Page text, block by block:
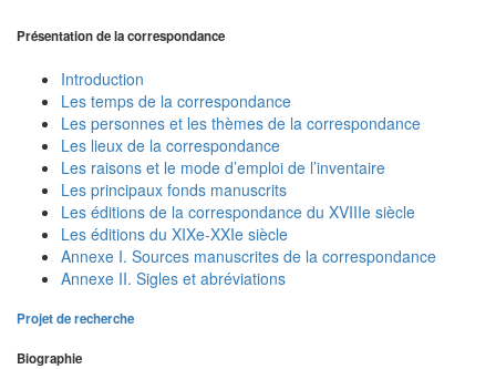
Présentation de la correspondance
Introduction
Les temps de la correspondance
Les personnes et les thèmes de la correspondance
Les lieux de la correspondance
Les raisons et le mode d’emploi de l’inventaire
Les principaux fonds manuscrits
Les éditions de la correspondance du XVIIIe siècle
Les éditions du XIXe-XXIe siècle
Annexe I. Sources manuscrites de la correspondance
Annexe II. Sigles et abréviations
Projet de recherche
Biographie